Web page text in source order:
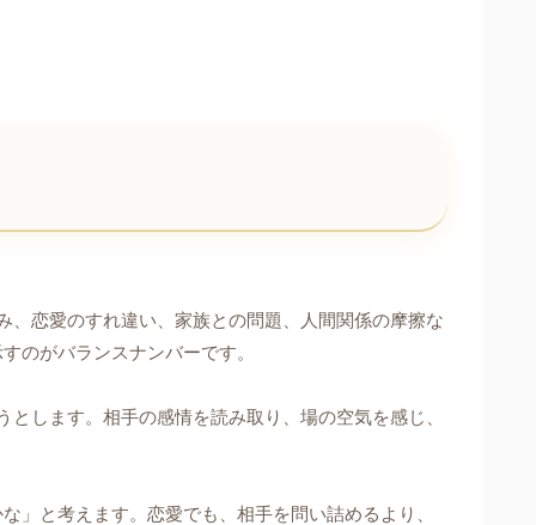
恋愛のすれ違い、家族との問題、人間関係の摩擦な
のがバランスナンバーです。
とします。相手の感情を読み取り、場の空気を感じ、
」と考えます。恋愛でも、相手を問い詰めるより、